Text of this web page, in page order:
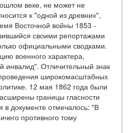
веке, не может не
к "одной из древних",
Восточной войны 1853 -
своими репортажами
официальными сводками.
военного характера,
инвалид". Отличительный знак
широкомасштабных
12 мая 1862 года были
границы гласности
в документе отмечалось: "В
противного тому